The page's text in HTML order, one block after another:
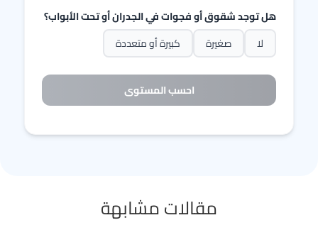
هل توجد شقوق أو فجوات في الجدران أو تحت الأبواب؟
لا
صغيرة كبيرة أو متعددة
احسب المستوى
مقالات مشابهة